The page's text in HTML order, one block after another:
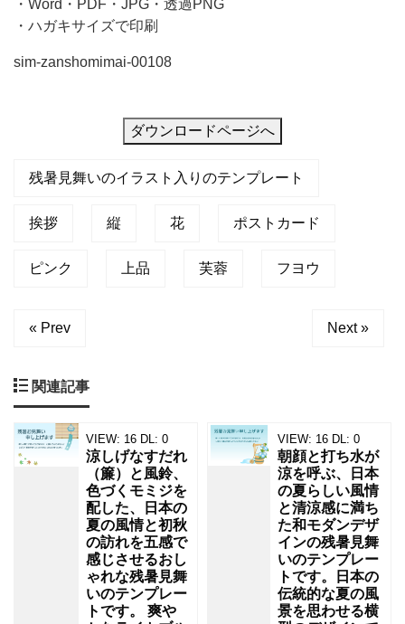
プ
ー
優
く
華
ン
ク
色
・Word・PDF・JPG・透過PNG
・ハガキサイズで印刷
sim-zanshomimai-00108
ダウンロードページへ
残暑見舞いのイラスト入りのテンプレート
挨拶 縦 花 ポストカード
ピンク 上品 芙蓉 フヨウ
« Prev Next »
関連記事
VIEW: 16 DL: 0
涼しげなすだれ
（簾）と風鈴、
色づくモミジを
配した、日本の
夏の風情と初秋
の訪れを五感で
感じさせるおし
ゃれな残暑見舞
いのテンプレー
トです。 爽や
VIEW: 16 DL: 0
朝顔と打ち水が
涼を呼ぶ、日本
の夏らしい風情
と清涼感に満ち
た和モダンデザ
インの残暑見舞
いのテンプレー
トです。日本の
伝統的な夏の風
景を思わせる横